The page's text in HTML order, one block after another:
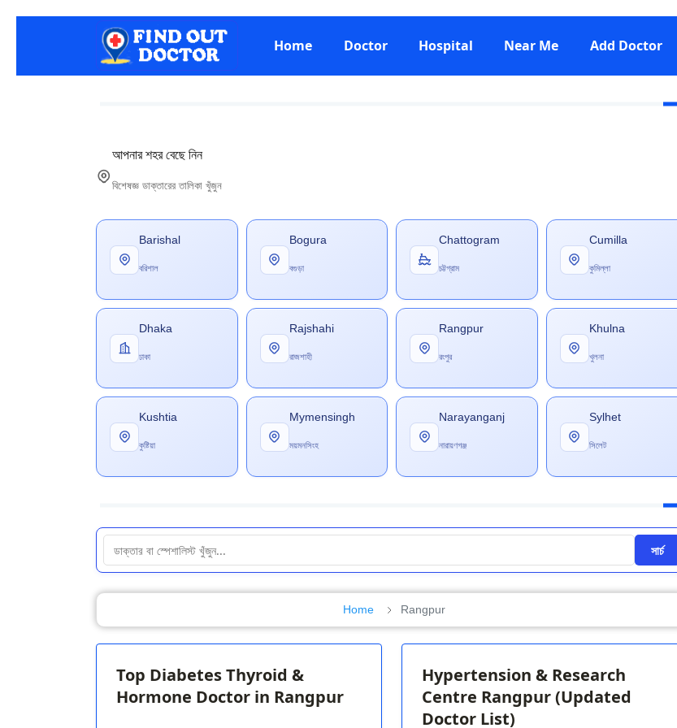
Home Doctor Hospital Near Me Add Doctor
আপনার শহর বেছে নিন
বিশেষজ্ঞ ডাক্তারের তালিকা খুঁজুন
Barishal
বরিশাল
Bogura
বগুড়া
Chattogram
চট্টগ্রাম
Cumilla
কুমিল্লা
Dhaka
ঢাকা
Rajshahi
রাজশাহী
Rangpur
রংপুর
Khulna
খুলনা
Kushtia
কুষ্টিয়া
Mymensingh
ময়মনসিংহ
Narayanganj
নারায়ণগঞ্জ
Sylhet
সিলেট
সার্চ
Home Rangpur
Top Diabetes Thyroid &
Hormone Doctor in Rangpur
Hypertension & Research
Centre Rangpur (Updated
Doctor List)